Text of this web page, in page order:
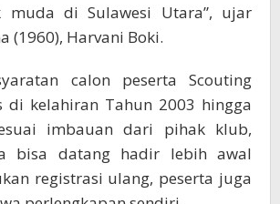
muda di Sulawesi Utara”, ujar
(1960), Harvani Boki.
calon peserta Scouting
di kelahiran Tahun 2003 hingga
imbauan dari pihak klub,
bisa datang hadir lebih awal
registrasi ulang, peserta juga